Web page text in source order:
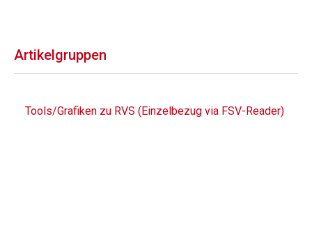
Artikelgruppen
Tools/Grafiken zu RVS (Einzelbezug via FSV-Reader)